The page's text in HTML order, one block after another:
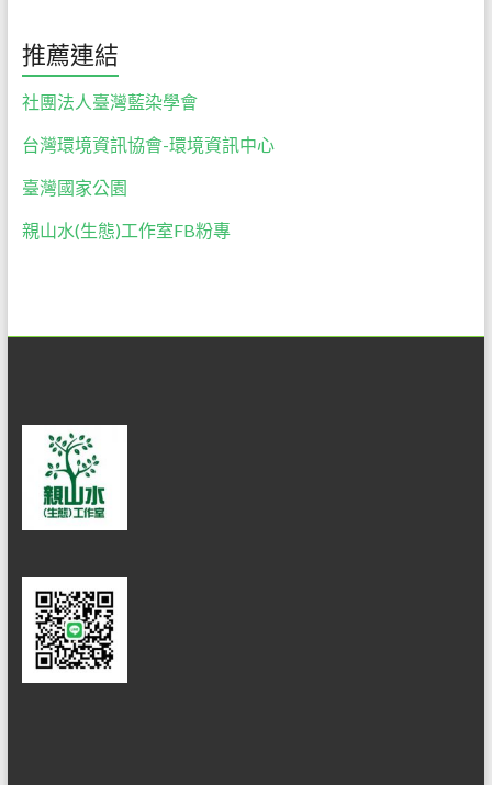
推薦連結
社團法人臺灣藍染學會
台灣環境資訊協會-環境資訊中心
臺灣國家公園
親山水(生態)工作室FB粉專